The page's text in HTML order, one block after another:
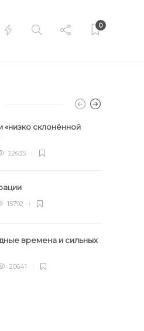
0
«низко склонённой
22635
15792
времена и сильных
20641